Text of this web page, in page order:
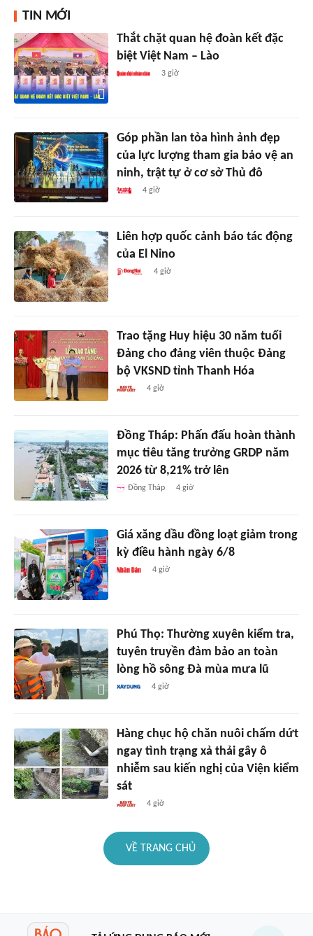
TIN MỚI
Thắt chặt quan hệ đoàn kết đặc
biệt Việt Nam – Lào
3 giờ
Góp phần lan tỏa hình ảnh đẹp
của lực lượng tham gia bảo vệ an
ninh, trật tự ở cơ sở Thủ đô
4 giờ
Liên hợp quốc cảnh báo tác động
của El Nino
4 giờ
Trao tặng Huy hiệu 30 năm tuổi
Đảng cho đảng viên thuộc Đảng
bộ VKSND tỉnh Thanh Hóa
4 giờ
Đồng Tháp: Phấn đấu hoàn thành
mục tiêu tăng trưởng GRDP năm
2026 từ 8,21% trở lên
Đồng Tháp 4 giờ
Giá xăng dầu đồng loạt giảm trong
kỳ điều hành ngày 6/8
4 giờ
Phú Thọ: Thường xuyên kiểm tra,
tuyên truyền đảm bảo an toàn
lòng hồ sông Đà mùa mưa lũ
4 giờ
Hàng chục hộ chăn nuôi chấm dứt
ngay tình trạng xả thải gây ô
nhiễm sau kiến nghị của Viện kiểm
sát
4 giờ
VỀ TRANG CHỦ